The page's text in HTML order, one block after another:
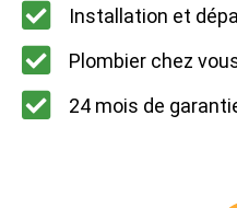
Installation et
Plombier chez
24 mois de